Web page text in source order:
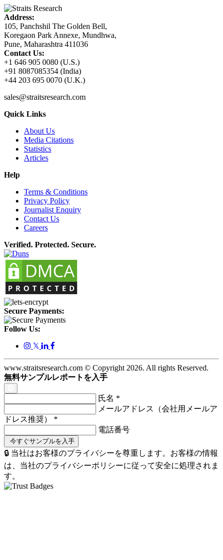
Address:
105, Panchshil The Golden Bell,
Koregaon Park Annexe, Mundhwa,
Pune, Maharashtra 411036
Contact Us:
+1 646 905 0080 (U.S.)
+91 8087085354 (India)
+44 203 695 0070 (U.K.)
sales@straitsresearch.com
Quick Links
About Us
Media Citations
Statistics
Articles
Help
Terms & Conditions
Privacy Policy
Journalist Enquiry
Contact Us
Careers
Verified. Protected. Secure.
Secure Payments:
Follow Us:
𝕏
www.straitsresearch.com © Copyright 2026. All rights Reserved.
無料サンプルレポートを入手
氏名 *
メールアドレス（会社用メールア
ドレス推奨） *
電話番号
🔒 当社はお客様のプライバシーを尊重します。お客様の情報
は、当社のプライバシーポリシーに従って安全に処理されま
す。